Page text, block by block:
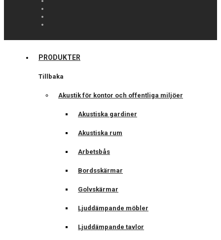
PRODUKTER
Tillbaka
Akustik för kontor och offentliga miljöer
Akustiska gardiner
Akustiska rum
Arbetsbås
Bordsskärmar
Golvskärmar
Ljuddämpande möbler
Ljuddämpande tavlor